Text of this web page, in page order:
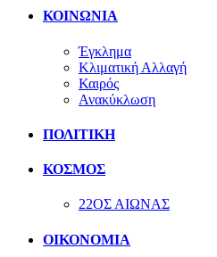
ΚΟΙΝΩΝΙΑ
Έγκλημα
Κλιματική Αλλαγή
Καιρός
Ανακύκλωση
ΠΟΛΙΤΙΚΗ
ΚΟΣΜΟΣ
22ΟΣ ΑΙΩΝΑΣ
ΟΙΚΟΝΟΜΙΑ